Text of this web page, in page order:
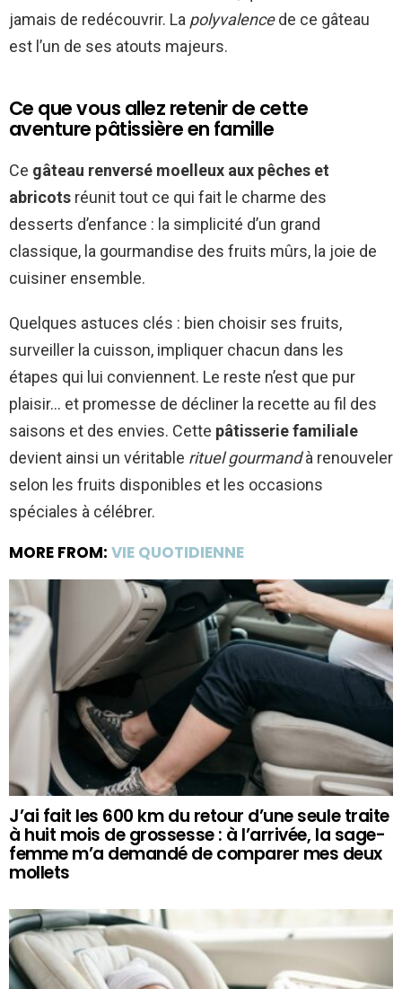
jamais de redécouvrir. La polyvalencede ce gâteau
est l’un de ses atouts majeurs.
Ce que vous allez retenir de cette
aventure pâtissière en famille
Ce gâteau renversé moelleux aux pêches et
abricots réunit tout ce qui fait le charme des
desserts d’enfance : la simplicité d’un grand
classique, la gourmandise des fruits mûrs, la joie de
cuisiner ensemble.
Quelques astuces clés : bien choisir ses fruits,
surveiller la cuisson, impliquer chacun dans les
étapes qui lui conviennent. Le reste n’est que pur
plaisir… et promesse de décliner la recette au fil des
saisons et des envies. Cette pâtisserie familiale
devient ainsi un véritable rituel gourmandà renouveler
selon les fruits disponibles et les occasions
spéciales à célébrer.
MORE FROM: VIE QUOTIDIENNE
J’ai fait les 600 km du retour d’une seule traite
à huit mois de grossesse : à l’arrivée, la sage-
femme m’a demandé de comparer mes deux
mollets